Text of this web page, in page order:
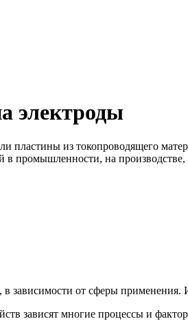
электроды
пластины из токопроводящего
в промышленности, на
зависимости от сферы
зависят многие процессы и